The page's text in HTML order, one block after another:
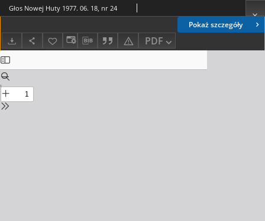
Pokaż szczegóły
PDF
Głos Nowej Huty 1977. 06. 18, nr 24